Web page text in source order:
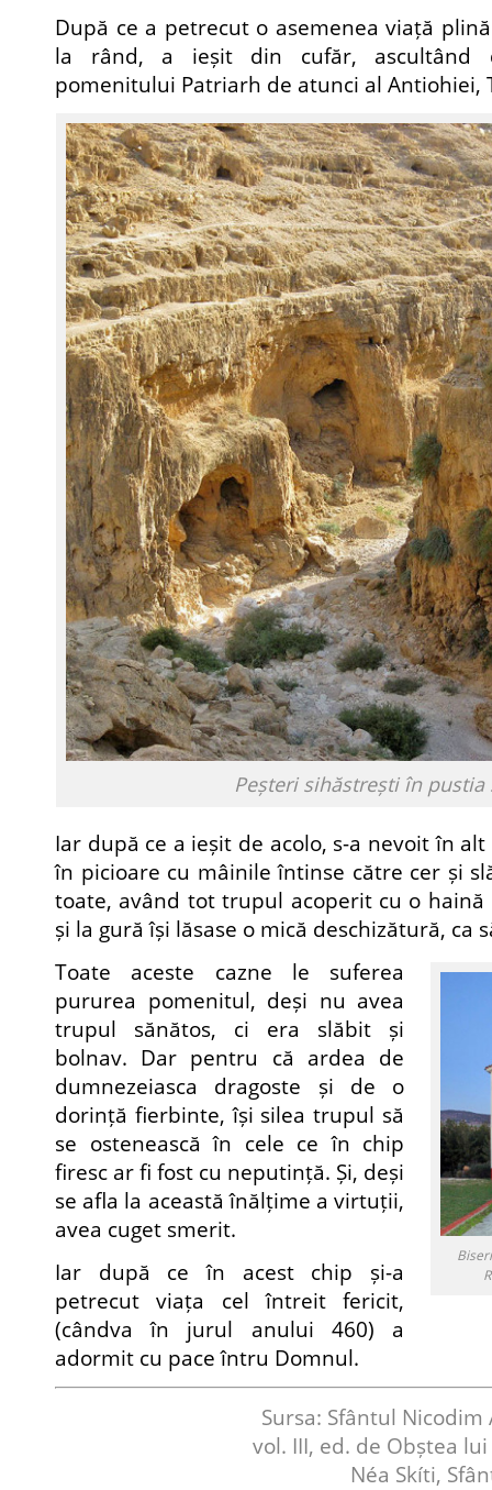
După ce a petrecut o asemenea viață
la rând, a ieșit din cufăr, ascultând
pomenitului Patriarh de atunci al Antiohiei,
Peșteri sihăstrești în pustia
Iar după ce a ieșit de acolo, s-a nevoit în
în picioare cu mâinile întinse către cer și
toate, având tot trupul acoperit cu o
și la gură își lăsase o mică deschizătură, ca
Toate aceste cazne le suferea
pururea pomenitul, deși nu avea
trupul sănătos, ci era slăbit și
bolnav. Dar pentru că ardea de
dumnezeiasca dragoste și de o
dorință fierbinte, își silea trupul să
se ostenească în cele ce în chip
firesc ar fi fost cu neputință. Și, deși
se afla la această înălțime a virtuții,
avea cuget smerit.
Iar după ce în acest chip și-a
petrecut viața cel întreit fericit,
(cândva în jurul anului 460) a
adormit cu pace întru Domnul.
Sursa: Sfântul
vol. III, ed. de Obștea
Néa Skíti,